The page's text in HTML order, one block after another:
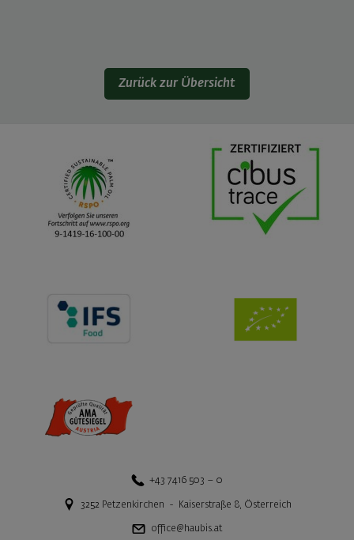
Zurück zur Übersicht
+43 7416 503 – 0
3252 Petzenkirchen - Kaiserstraße 8, Österreich
office@haubis.at